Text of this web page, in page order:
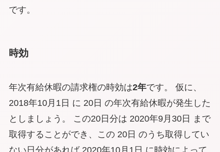
です。
時効
年次有給休暇の請求権の時効は2年です。 仮に、
2018年10月1日 に 20日 の年次有給休暇が発生した
としましょう。 この20日分は 2020年9月30日 まで
取得することができ、この 20日 のうち取得してい
ない日分があれば 2020年10月1日 に時効によって